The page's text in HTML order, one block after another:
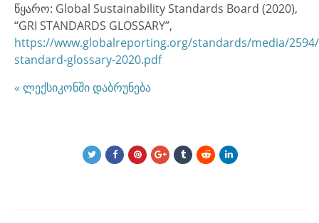
წყარო: Global Sustainability Standards Board (2020),
“GRI STANDARDS GLOSSARY”,
https://www.globalreporting.org/standards/media/
standard-glossary-2020.pdf
« ლექსიკონში დაბრუნება